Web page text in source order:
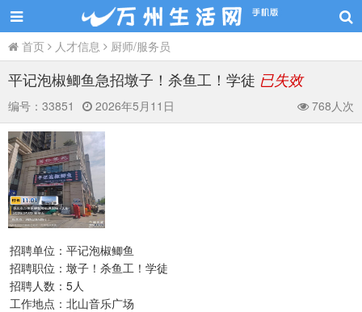
首页 人才信息 厨师/服务员
平记泡椒鲫鱼急招墩子！杀鱼工！学徒 已失效
编号： 33851 2026年5月11日 768人次
招聘单位：平记泡椒鲫鱼
招聘职位：墩子！杀鱼工！学徒
招聘人数：5人
工作地点：北山音乐广场